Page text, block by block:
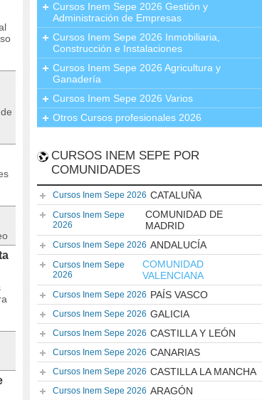
Cursos Inem Sepe 2026 Gestión y
Administración de Empresas
Cursos Inem Sepe 2026 Inmobiliaria,
Construcción e Instalaciones
Cursos Inem Sepe 2026 Agricultura y
Ganadería
Cursos Inem Sepe 2026 Varios
Otros Cursos profesionales 2026
CURSOS INEM SEPE POR
COMUNIDADES
Cursos Inem Sepe 2026 CATALUÑA
Cursos Inem Sepe
2026
COMUNIDAD DE
MADRID
Cursos Inem Sepe 2026 ANDALUCÍA
Cursos Inem Sepe
2026
COMUNIDAD
VALENCIANA
Cursos Inem Sepe 2026 PAÍS VASCO
Cursos Inem Sepe 2026 GALICIA
Cursos Inem Sepe 2026 CASTILLA Y LEÓN
Cursos Inem Sepe 2026 CANARIAS
Cursos Inem Sepe 2026 CASTILLA LA MANCHA
Cursos Inem Sepe 2026 ARAGÓN